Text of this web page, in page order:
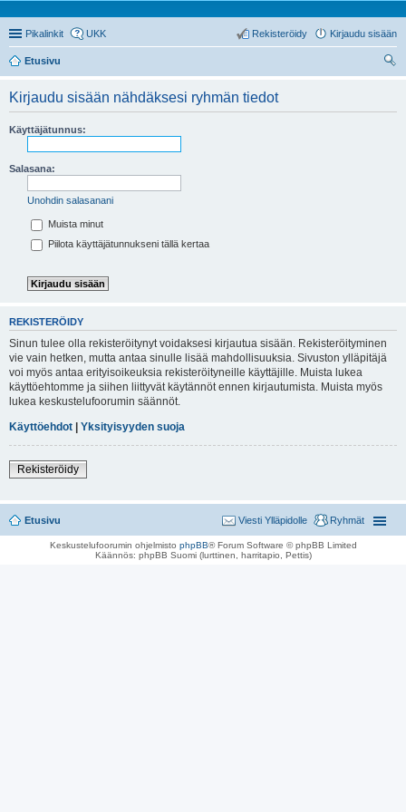
Pikalinkit UKK Kirjaudu sisään
Rekisteröidy
Etusivu
Kirjaudu sisään nähdäksesi ryhmän tiedot
Käyttäjätunnus:
Salasana:
Unohdin salasanani
Muista minut
Piilota käyttäjätunnukseni tällä kertaa
REKISTERÖIDY
Sinun tulee olla rekisteröitynyt voidaksesi kirjautua sisään. Rekisteröityminen
vie vain hetken, mutta antaa sinulle lisää mahdollisuuksia. Sivuston ylläpitäjä
voi myös antaa erityisoikeuksia rekisteröityneille käyttäjille. Muista lukea
käyttöehtomme ja siihen liittyvät käytännöt ennen kirjautumista. Muista myös
lukea keskustelufoorumin säännöt.
Käyttöehdot | Yksityisyyden suoja
Rekisteröidy
Etusivu Ryhmät
Viesti Ylläpidolle
Keskustelufoorumin ohjelmisto phpBB® Forum Software © phpBB Limited
Käännös: phpBB Suomi (lurttinen, harritapio, Pettis)